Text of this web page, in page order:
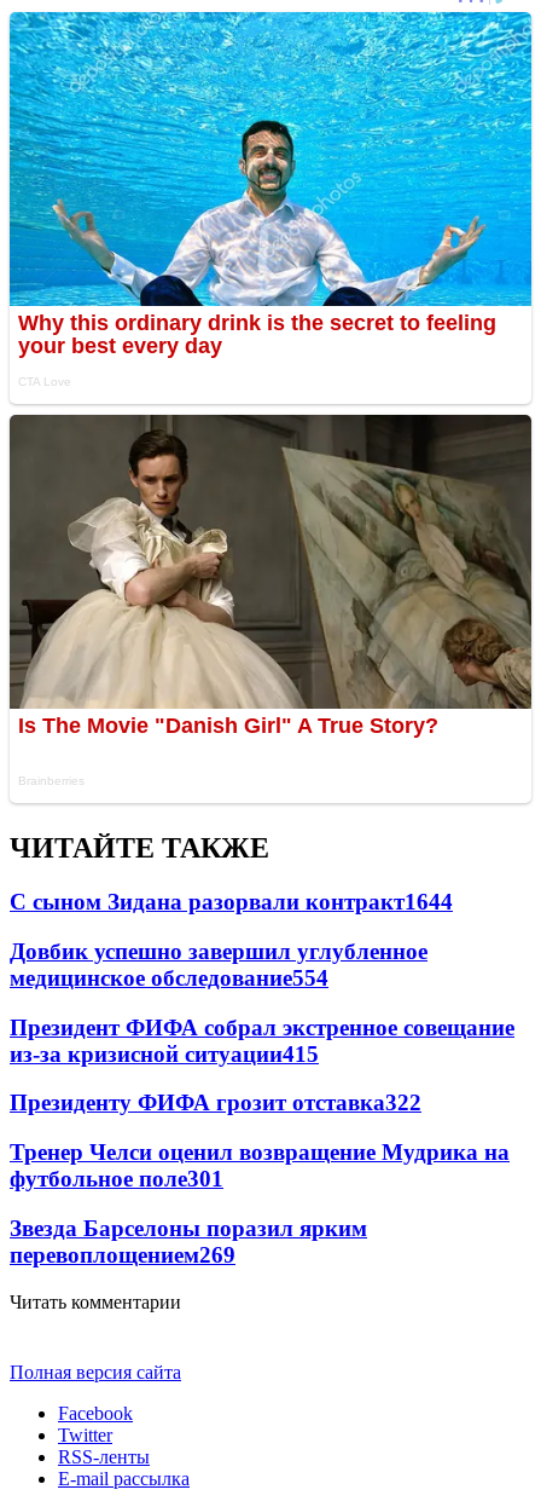
ЧИТАЙТЕ ТАКЖЕ
С сыном Зидана разорвали контракт1644
Довбик успешно завершил углубленное
медицинское обследование554
Президент ФИФА собрал экстренное совещание
из-за кризисной ситуации415
Президенту ФИФА грозит отставка322
Тренер Челси оценил возвращение Мудрика на
футбольное поле301
Звезда Барселоны поразил ярким
перевоплощением269
Читать комментарии
Полная версия сайта
Facebook
Twitter
RSS-ленты
E-mail рассылка